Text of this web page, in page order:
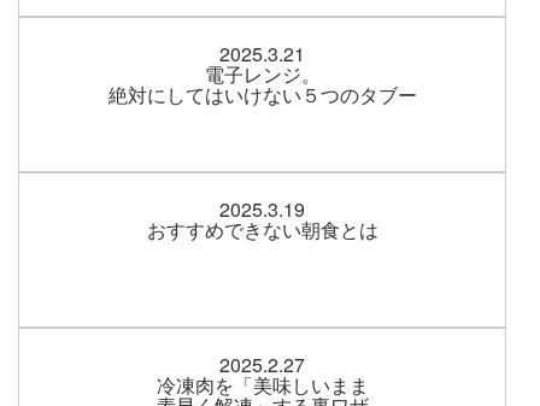
2025.3.21
電子レンジ。
絶対にしてはいけない５つのタブー
2025.3.19
おすすめできない朝食とは
2025.2.27
冷凍肉を「美味しいまま